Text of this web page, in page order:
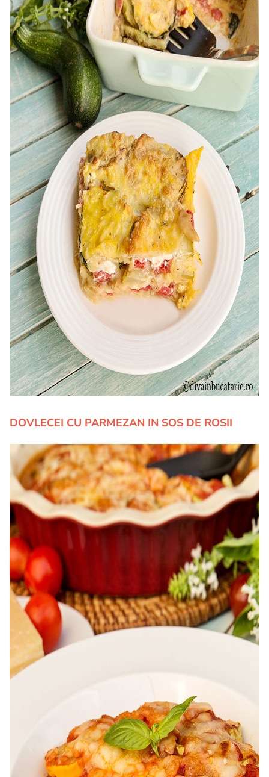
DOVLECEI CU PARMEZAN IN SOS DE ROSII